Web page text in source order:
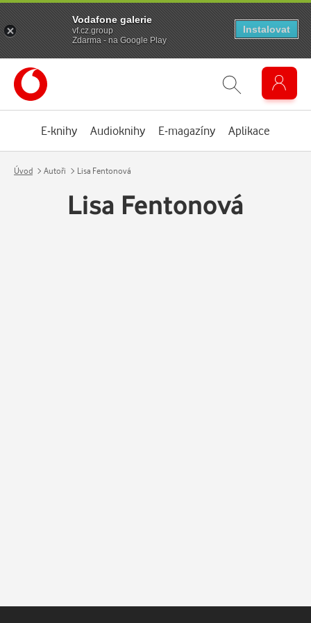
E-knihy Audioknihy E-magazíny Aplikace
Úvod Autoři Lisa Fentonová
Lisa Fentonová
Vodafone galerie
vf.cz.group
Zdarma - na Google Play
Instalovat